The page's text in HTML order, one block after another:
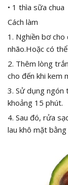
• 1 thìa sữa chua
Cách làm
1. Nghiền bơ
nhão.Hoặc có
2. Thêm lòng
cho đến khi kem
3. Sử dụng
khoảng 15 phút.
4. Sau đó, rửa
lau khô mặt bằng